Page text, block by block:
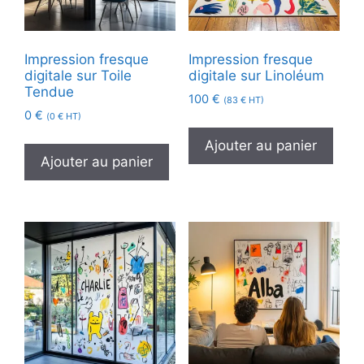
Impression fresque
digitale sur Toile
Tendue
0 € (0 € HT)
Ajouter au panier
Impression fresque
digitale sur Linoléum
100 € (83 €HT)
Ajouter au panier